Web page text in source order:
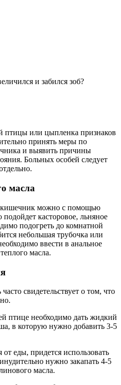
и забился зоб?
птицы или цыпленка признаков
принять меры по
и выявить причины
Больных особей следует
масла
можно с помощью
касторовое, льняное
подогреть до комнатной
небольшая трубочка или
ввести в анальное
масла.
свидетельствует о том, что
птице необходимо дать жидкий
в которую нужно добавить 3-5
еды, придется использовать
нужно закапать 4-5
масла.